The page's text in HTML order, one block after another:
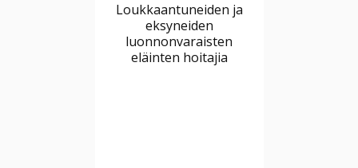
Loukkaantuneiden ja
eksyneiden
luonnonvaraisten
eläinten hoitajia